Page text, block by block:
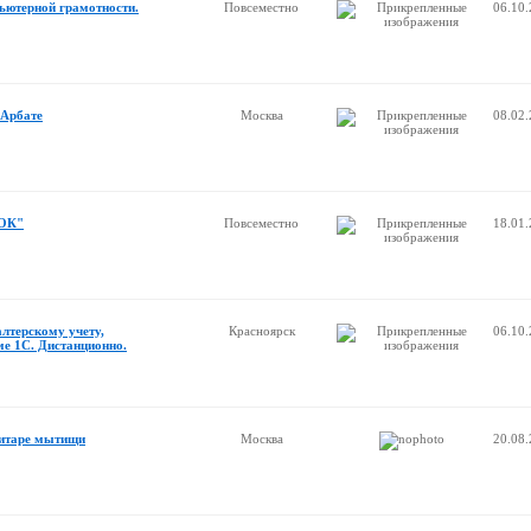
грамотности. Повсеместно
Москва
Повсеместно
учету,
1С. Дистанционно.
Красноярск
мытищи Москва